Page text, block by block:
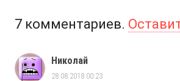
7 комментариев.
Николай
28.08.2018 00:23